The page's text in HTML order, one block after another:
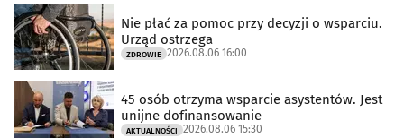
Nie płać za pomoc przy decyzji o wsparciu.
Urząd ostrzega
ZDROWIE 2026.08.06 16:00
45 osób otrzyma wsparcie asystentów. Jest
unijne dofinansowanie
AKTUALNOŚCI 2026.08.06 15:30